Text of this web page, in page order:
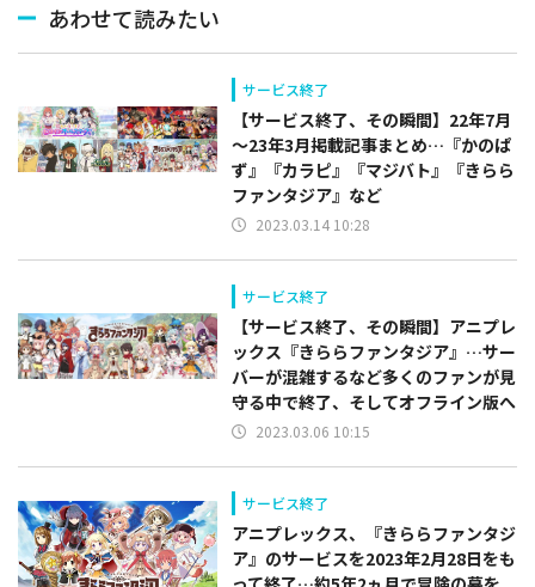
あわせて読みたい
サービス終了
【サービス終了、その瞬間】22年7月
～23年3月掲載記事まとめ…『かのぱ
ず』『カラピ』『マジバト』『きらら
ファンタジア』など
2023.03.14 10:28
サービス終了
【サービス終了、その瞬間】アニプレ
ックス『きららファンタジア』…サー
バーが混雑するなど多くのファンが見
守る中で終了、そしてオフライン版へ
2023.03.06 10:15
サービス終了
アニプレックス、『きららファンタジ
ア』のサービスを2023年2月28日をも